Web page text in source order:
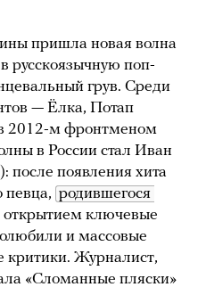
пришла новая волна
русскоязычную поп-
грув. Среди
— Ёлка, Потап
2012-м фронтменом
в России стал Иван
появления хита
певца, родившегося
открытием ключевые
и массовые
критики. Журналист,
«Сломанные пляски»